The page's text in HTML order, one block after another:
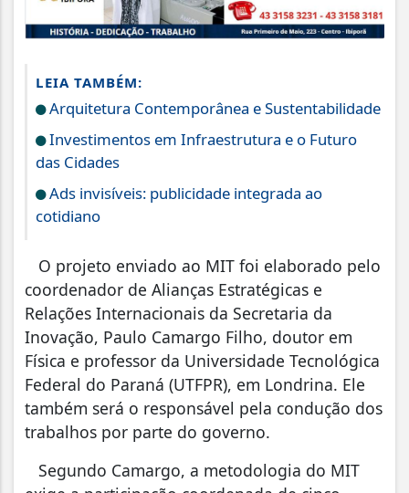
LEIA TAMBÉM:
Arquitetura Contemporânea e Sustentabilidade
Investimentos em Infraestrutura e o Futuro
das Cidades
Ads invisíveis: publicidade integrada ao
cotidiano
O projeto enviado ao MIT foi elaborado pelo
coordenador de Alianças Estratégicas e
Relações Internacionais da Secretaria da
Inovação, Paulo Camargo Filho, doutor em
Física e professor da Universidade Tecnológica
Federal do Paraná (UTFPR), em Londrina. Ele
também será o responsável pela condução dos
trabalhos por parte do governo.
Segundo Camargo, a metodologia do MIT